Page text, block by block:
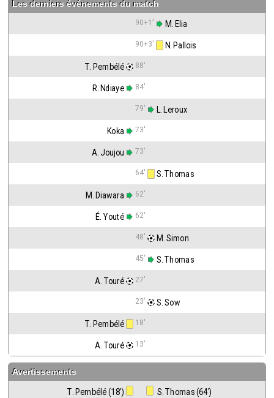
Les derniers événements du match
90+1' M. Elia
90+3' N. Pallois
T. Pembélé 88'
R. Ndiaye 84'
79' L. Leroux
Koka 73'
A. Joujou 73'
64' S. Thomas
M. Diawara 62'
É. Youté 62'
48' M. Simon
45' S. Thomas
A. Touré 27'
23' S. Sow
T. Pembélé 18'
A. Touré 13'
Avertissements
T. Pembélé (18') S. Thomas (64')